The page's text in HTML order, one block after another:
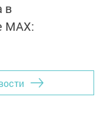
в
MАХ: